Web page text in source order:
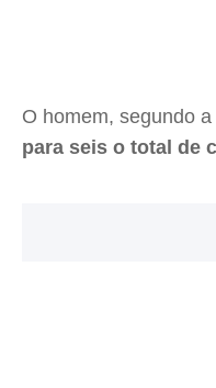
O homem, segundo
para seis o total de